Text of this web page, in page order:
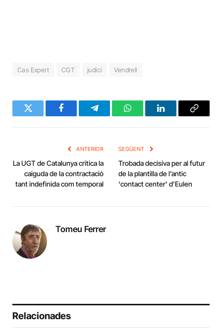
Cas Expert CGT judici Vendrell
Twitter FacebookTelegramWhatsAppLinkedInCopy
ANTERIOR
La UGT de Catalunya critica la
caiguda de la contractació
tant indefinida com temporal
SEGÜENT
Trobada decisiva per al futur
de la plantilla de l’antic
‘contact center’ d’Eulen
Tomeu Ferrer
Relacionades